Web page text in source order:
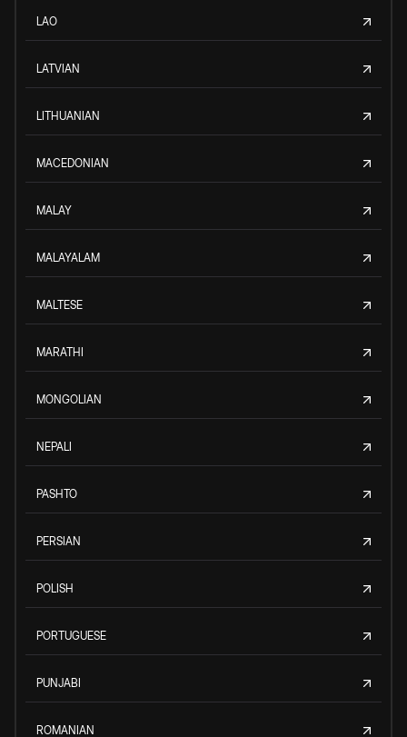
LAO
LATVIAN
LITHUANIAN
MACEDONIAN
MALAY
MALAYALAM
MALTESE
MARATHI
MONGOLIAN
NEPALI
PASHTO
PERSIAN
POLISH
PORTUGUESE
PUNJABI
ROMANIAN